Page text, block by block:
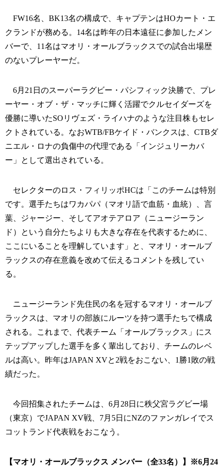
FW16名、BK13名の構成で、キャプテンはHOカート・エ
クランドが務める。14名は昨年の日本遠征に参加したメン
バーで、11名はマオリ・オールブラックスでの試合出場歴
のないプレーヤーだ。
6月21日のスーパーラグビー・パシフィック決勝で、プレ
ーヤー・オブ・ザ・マッチに輝く活躍でクルセイダーズを
優勝に導いたSOリヴェズ・ライハナのような注目株もセレ
クトされている。なおWTB/FBケイド・バンクスは、CTBダ
ニエル・ロナの負傷中の代理である「インジュリーカバ
ー」として選出されている。
セレクターのロス・フィリッポHCは「このチームは特別
です。選手たちはワカパパ（マオリ語で血筋・血統）、言
葉、ジャージー、そしてアオテアロア（ニュージーラン
ド）という自分たちよりも大きな存在を代表するために、
ここにいることを理解しています」と、マオリ・オールブ
ラックスの存在意義を改めて伝えるコメントを残してい
る。
ニュージーランド先住民の名を冠するマオリ・オールブ
ラックスは、マオリの部族にルーツを持つ選手たちで構成
される。これまで、代表チーム「オールブラックス」にス
テップアップした選手を多く輩出しており、チームのレベ
ルは高い。昨年はJAPAN XVと2戦をおこない、1勝1敗の戦
績だった。
今回招集されたチームは、6月28日に秩父宮ラグビー場
（東京）でJAPAN XV戦、7月5日にNZのファンガレイでス
コットランド代表戦をおこなう。
【マオリ・オールブラックス メンバー（全33名）】※6月24